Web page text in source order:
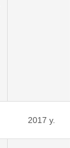
2017 y.